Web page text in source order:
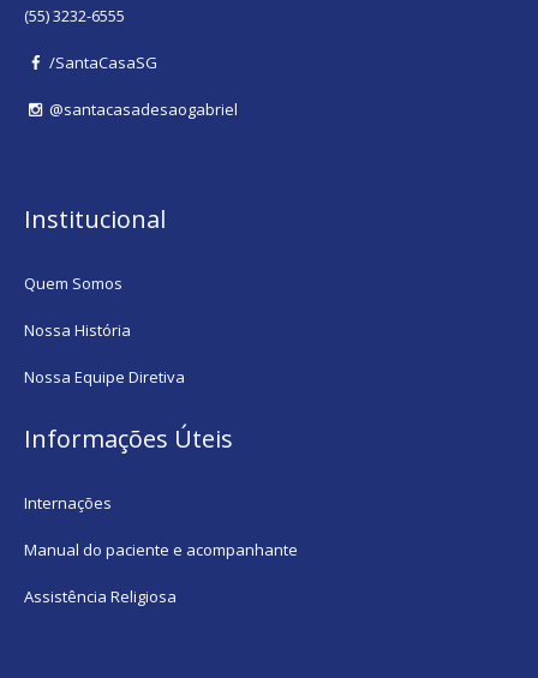
(55) 3232-6555
/SantaCasaSG
@santacasadesaogabriel
Institucional
Quem Somos
Nossa História
Nossa Equipe Diretiva
Informações Úteis
Internações
Manual do paciente e acompanhante
Assistência Religiosa